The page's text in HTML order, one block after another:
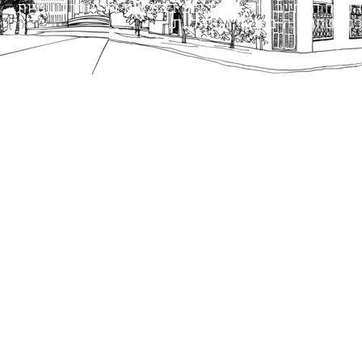
הנוסח המחייב הוא זה הקבוע בהוראות הדין הרלוונטיות
כפי שתהיינה בתוקף מעת לעת.